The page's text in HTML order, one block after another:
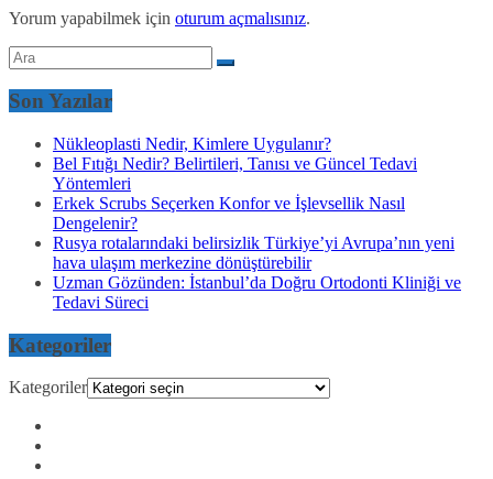
Yorum yapabilmek için oturum açmalısınız.
Son Yazılar
Nükleoplasti Nedir, Kimlere Uygulanır?
Bel Fıtığı Nedir? Belirtileri, Tanısı ve Güncel Tedavi
Yöntemleri
Erkek Scrubs Seçerken Konfor ve İşlevsellik Nasıl
Dengelenir?
Rusya rotalarındaki belirsizlik Türkiye’yi Avrupa’nın yeni
hava ulaşım merkezine dönüştürebilir
Uzman Gözünden: İstanbul’da Doğru Ortodonti Kliniği ve
Tedavi Süreci
Kategoriler
Kategoriler